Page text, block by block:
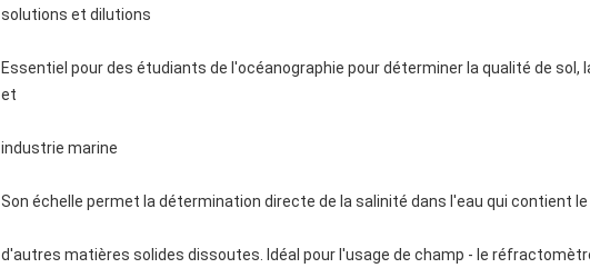
solutions et dilutions
Essentiel pour des étudiants de l'océanographie pour déterminer la qualité de
et
industrie marine
Son échelle permet la détermination directe de la salinité dans l'eau qui contient
d'autres matières solides dissoutes. Idéal pour l'usage de champ - le